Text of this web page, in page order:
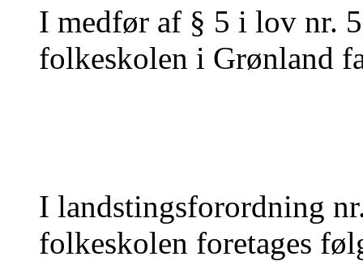
I medfør af § 5 i lov nr.
folkeskolen i Grønland
I landstingsforordning
folkeskolen foretages